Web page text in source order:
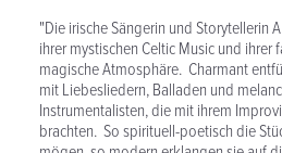
"Die irische Sängerin und Storytellerin
ihrer mystischen Celtic Music und
magische Atmosphäre. Charmant
mit Liebesliedern, Balladen und
Instrumentalisten, die mit ihrem
brachten. So spirituell-poetisch die